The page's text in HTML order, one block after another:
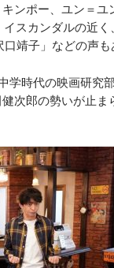
ンポー、ユン＝ユ
スカンダルの近
靖子」などの声も
時代の映画研究
次郎の勢いが止